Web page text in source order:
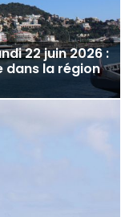
22 juin 2026 :
dans la région